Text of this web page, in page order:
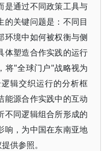
是通过不同政策工具与
的关键问题是：不同目
环境中如何被权衡与侧
体塑造合作实践的运行
将"全球门户"战略视为
辑交织运行的分析框
能源合作实践中的互动
不同逻辑组合所形成的
响，为中国在东南亚地
供参照。